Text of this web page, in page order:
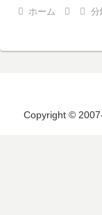
ホーム 分
Copyright ©